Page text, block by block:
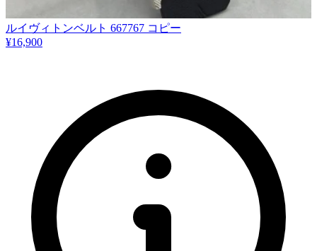
ルイヴィトンベルト 667767 コピー
¥16,900